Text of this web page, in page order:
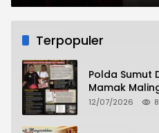
Terpopuler
Polda Sumut
Mamak
Dugaan
12/07/2026